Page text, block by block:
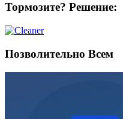
Тормозите? Решение:
Позволительно Всем